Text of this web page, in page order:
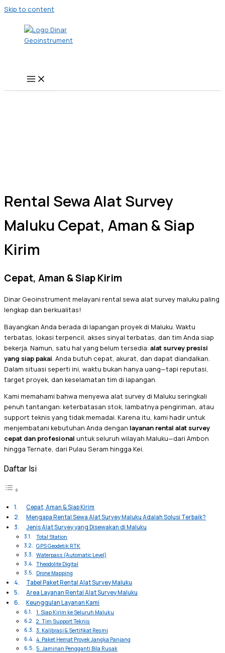
Skip to content
Rental Sewa Alat Survey
Maluku Cepat, Aman & Siap
Kirim
Cepat, Aman & Siap Kirim
Dinar Geoinstrument melayani rental sewa alat survey maluku paling
lengkap dan berkualitas!
Bayangkan Anda berada di lapangan proyek di Maluku. Waktu
terbatas, lokasi terpencil, akses sinyal terbatas, dan tim Anda siap
bekerja. Namun, satu hal yang belum tersedia: alat survey presisi
yang siap pakai . Anda butuh cepat, akurat, dan dapat diandalkan.
Dalam situasi seperti ini, waktu bukan hanya uang—tapi reputasi,
target proyek, dan keselamatan tim di lapangan.
Kami memahami bahwa menyewa alat survey di Maluku seringkali
penuh tantangan: keterbatasan stok, lambatnya pengiriman, atau
support teknis yang tidak memadai. Karena itu, kami hadir untuk
menjembatani kebutuhan Anda dengan layanan rental alat survey
cepat dan profesional untuk seluruh wilayah Maluku—dari Ambon
hingga Ternate, dari Pulau Seram hingga Kei.
Daftar Isi
Cepat, Aman & Siap Kirim
Mengapa Rental Sewa Alat Survey Maluku Adalah Solusi Terbaik?
Jenis Alat Survey yang Disewakan di Maluku
Total Station
GPS Geodetik RTK
Waterpass (Automatic Level)
Theodolite Digital
Drone Mapping
Tabel Paket Rental Alat Survey Maluku
Area Layanan Rental Alat Survey Maluku
Keunggulan Layanan Kami
1. Siap Kirim ke Seluruh Maluku
2. Tim Support Teknis
3. Kalibrasi & Sertifikat Resmi
4. Paket Hemat Proyek Jangka Panjang
5. Jaminan Pengganti Bila Rusak